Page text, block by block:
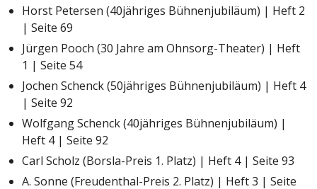
Horst Petersen (40jähriges Bühnenjubiläum) | Heft 2
| Seite 69
Jürgen Pooch (30 Jahre am Ohnsorg-Theater) | Heft
1 | Seite 54
Jochen Schenck (50jähriges Bühnenjubiläum) | Heft 4
| Seite 92
Wolfgang Schenck (40jähriges Bühnenjubiläum) |
Heft 4 | Seite 92
Carl Scholz (Borsla-Preis 1. Platz) | Heft 4 | Seite 93
A. Sonne (Freudenthal-Preis 2. Platz) | Heft 3 | Seite